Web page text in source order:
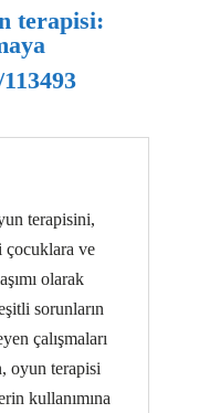
terapisi:
terapisini,
çocuklara ve
olarak
sorunların
çalışmaları
oyun terapisi
kullanımına